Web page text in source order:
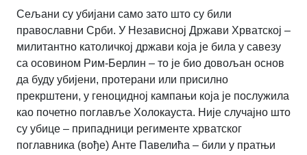
Сељани су убијани само зато што су били
православни Срби. У Независној Држави Хрватској –
милитантно католичкој држави која је била у савезу
са осовином Рим-Берлин – то је био довољан основ
да буду убијени, протерани или присилно
прекрштени, у геноцидној кампањи која је послужила
као почетно поглавље Холокауста. Није случајно што
су убице – припадници регименте хрватског
поглавника (вође) Анте Павелића – били у пратњи